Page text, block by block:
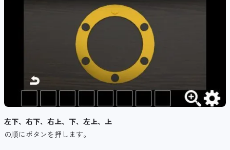
左下、右下、右上、下、左上、上
の順にボタンを押します。